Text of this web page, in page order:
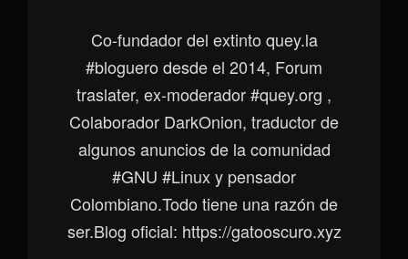
Co-fundador del extinto quey.la
#bloguero desde el 2014, Forum
traslater, ex-moderador #quey.org ,
Colaborador DarkOnion, traductor de
algunos anuncios de la comunidad
#GNU #Linux y pensador
Colombiano.Todo tiene una razón de
ser.Blog oficial: https://gatooscuro.xyz